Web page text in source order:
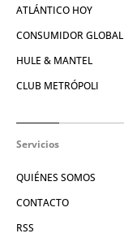
ATLÁNTICO HOY
CONSUMIDOR GLOBAL
HULE & MANTEL
CLUB METRÓPOLI
Servicios
QUIÉNES SOMOS
CONTACTO
RSS